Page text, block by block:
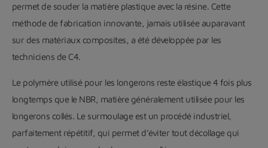
permet de souder la matière plastique avec la résine. Cette
méthode de fabrication innovante, jamais utilisée auparavant
sur des matériaux composites, a été développée par les
techniciens de C4.
Le polymère utilisé pour les longerons reste élastique 4 fois plus
longtemps que le NBR, matière généralement utilisée pour les
longerons collés. Le surmoulage est un procédé industriel,
parfaitement répétitif, qui permet d’éviter tout décollage qui